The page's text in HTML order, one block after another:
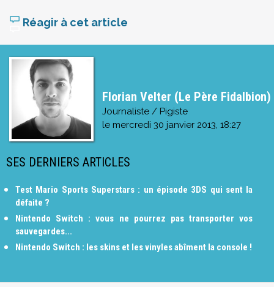
Réagir à cet article
Florian Velter (Le Père Fidalbion)
Journaliste / Pigiste
le mercredi 30 janvier 2013, 18:27
SES DERNIERS ARTICLES
Test Mario Sports Superstars : un épisode 3DS qui sent la
défaite ?
Nintendo Switch : vous ne pourrez pas transporter vos
sauvegardes...
Nintendo Switch : les skins et les vinyles abîment la console !